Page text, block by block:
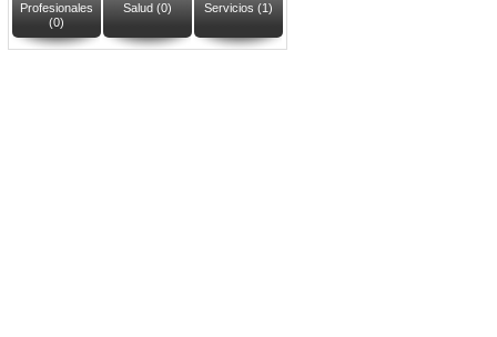
Profesionales
(0)
Salud (0) Servicios (1)